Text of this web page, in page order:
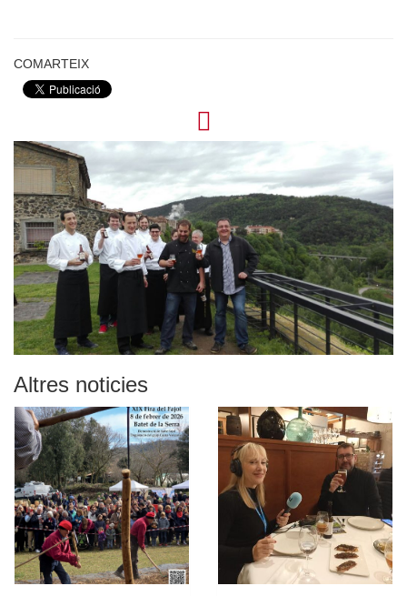
COMARTEIX
Altres noticies